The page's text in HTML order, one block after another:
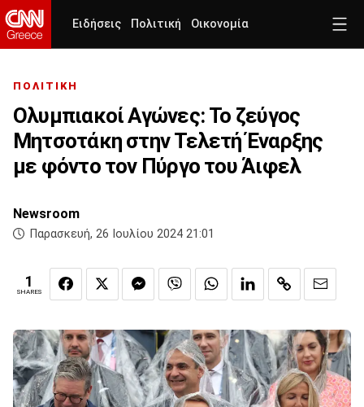
Ειδήσεις Πολιτική Οικονομία
ΠΟΛΙΤΙΚΗ
Ολυμπιακοί Αγώνες: Το ζεύγος
Μητσοτάκη στην Τελετή Έναρξης
με φόντο τον Πύργο του Άιφελ
Newsroom
Παρασκευή, 26 Ιουλίου 2024 21:01
1
SHARES